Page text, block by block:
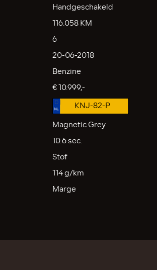
Handgeschakeld
116.058 KM
6
20-06-2018
Benzine
€ 10.999,-
KNJ-82-P
Magnetic Grey
10.6 sec.
Stof
114 g/km
Marge